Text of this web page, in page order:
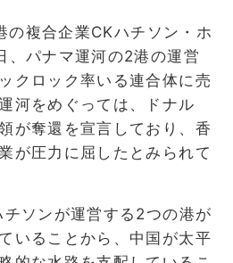
の複合企業CKハチソン・ホ
、パナマ運河の2港の運営
クロック率いる連合体に売
河をめぐっては、ドナル
が奪還を宣言しており、香
が圧力に屈したとみられて
チソンが運営する2つの港が
いることから、中国が太平